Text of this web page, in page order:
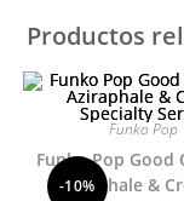
Productos
-10%
Funko Pop
Funko Pop Good
Aziraphale &